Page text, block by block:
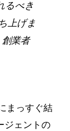
るべき
上げま
創業者
まっすぐ結
ジェントの